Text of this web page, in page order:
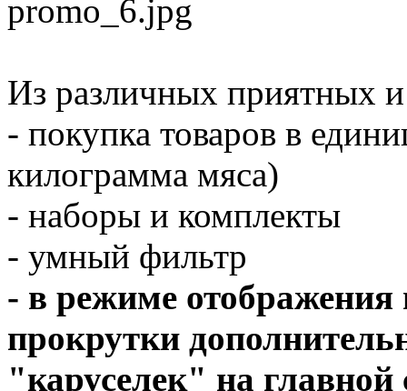
Из различных приятных
- покупка товаров в
килограмма мяса)
- наборы и комплекты
- умный фильтр
- в режиме
прокрутки
"каруселек" на